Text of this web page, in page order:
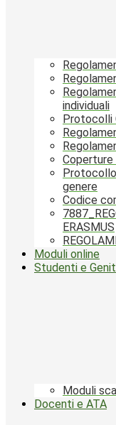
individuali
Protocolli
Coperture
genere
Codice
ERASMUS
Moduli online
Studenti e
Moduli
Docenti e ATA